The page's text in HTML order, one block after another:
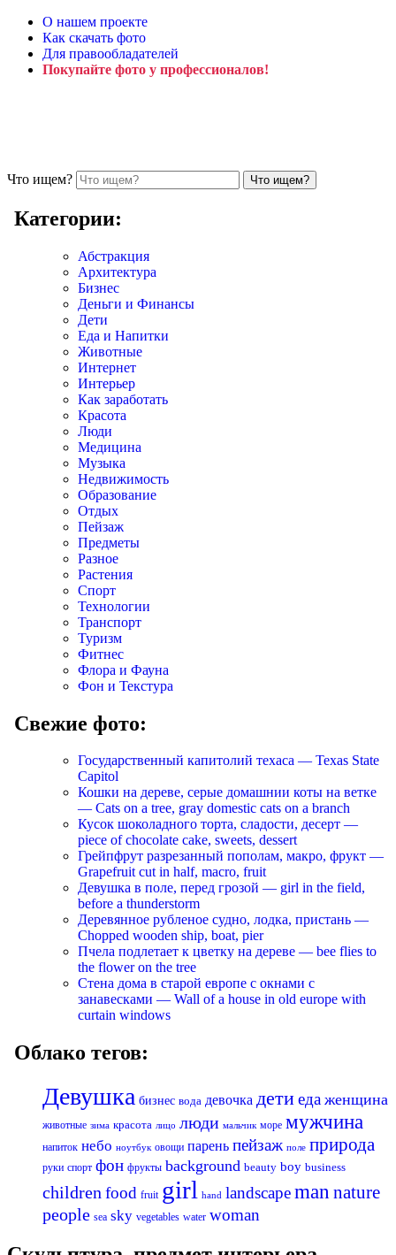
О нашем проекте
Как скачать фото
Для правообладателей
Покупайте фото у профессионалов!
Что ищем?
Категории:
Абстракция
Архитектура
Бизнес
Деньги и Финансы
Дети
Еда и Напитки
Животные
Интернет
Интерьер
Как заработать
Красота
Люди
Медицина
Музыка
Недвижимость
Образование
Отдых
Пейзаж
Предметы
Разное
Растения
Спорт
Технологии
Транспорт
Туризм
Фитнес
Флора и Фауна
Фон и Текстура
Свежие фото:
Государственный капитолий техаса — Texas State
Capitol
Кошки на дереве, серые домашнии коты на ветке
— Cats on a tree, gray domestic cats on a branch
Кусок шоколадного торта, сладости, десерт —
piece of chocolate cake, sweets, dessert
Грейпфрут разрезанный пополам, макро, фрукт —
Grapefruit cut in half, macro, fruit
Девушка в поле, перед грозой — girl in the field,
before a thunderstorm
Деревянное рубленое судно, лодка, пристань —
Chopped wooden ship, boat, pier
Пчела подлетает к цветку на дереве — bee flies to
the flower on the tree
Стена дома в старой европе с окнами с
занавесками — Wall of a house in old europe with
curtain windows
Облако тегов:
Девушка бизнес вода девочка детиеда женщина
животные зима красота лицо люди мальчик море мужчина
напиток небо ноутбук овощи парень пейзаж поле природа
руки спорт фон фрукты background beauty boy business
childrenfood fruit girl hand landscapeman nature
people sea sky vegetables water woman